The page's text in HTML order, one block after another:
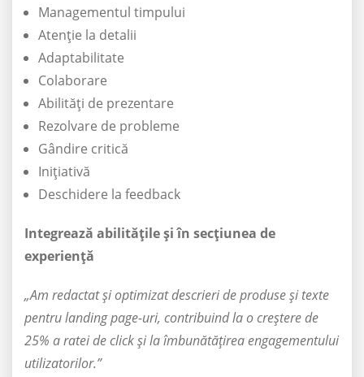
Managementul timpului
Atenție la detalii
Adaptabilitate
Colaborare
Abilități de prezentare
Rezolvare de probleme
Gândire critică
Inițiativă
Deschidere la feedback
Integrează abilitățile și în secțiunea de
experiență
„Am redactat și optimizat descrieri de produse și texte
pentru landing page-uri, contribuind la o creștere de
25% a ratei de click și la îmbunătățirea engagementului
utilizatorilor.”